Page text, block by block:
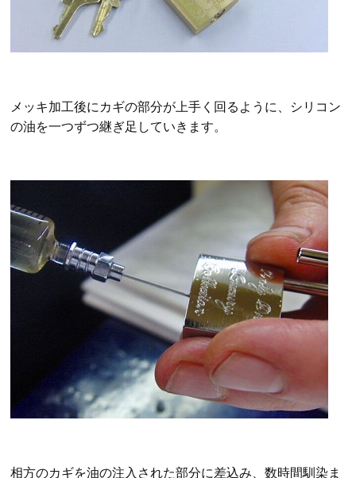
メッキ加工後にカギの部分が上手く回るように、シリコン
の油を一つずつ継ぎ足していきます。
相方のカギを油の注入された部分に差込み、数時間馴染ま